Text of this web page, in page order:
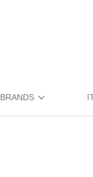
BRANDS